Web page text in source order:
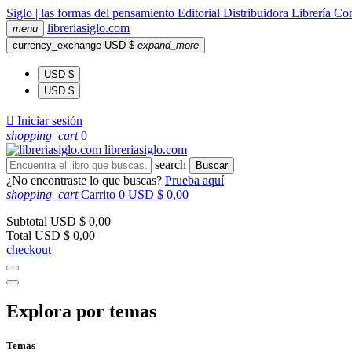
Siglo | las formas del pensamiento Editorial Distribuidora Librería
menu libreriasiglo.com
currency_exchange USD $ expand_more
USD $
USD $
 Iniciar sesión
shopping_cart 0
libreriasiglo.com
search
Buscar
¿No encontraste lo que buscas? Prueba aquí
shopping_cart Carrito 0 USD $ 0,00
Subtotal USD $ 0,00
Total USD $ 0,00
checkout
Explora por temas
Temas